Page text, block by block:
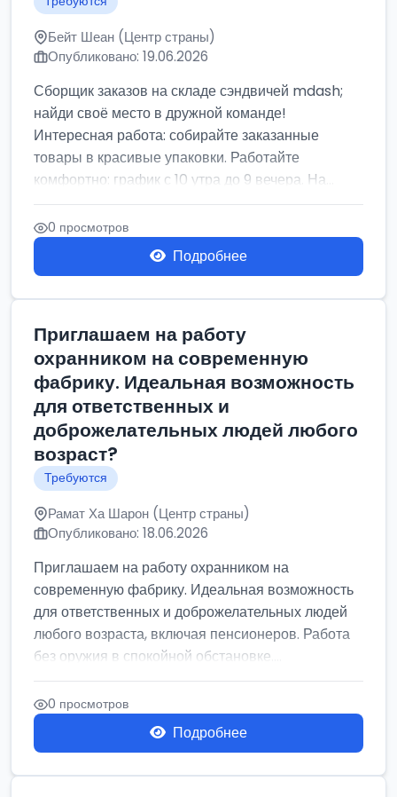
Бейт Шеан (Центр страны)
Опубликовано: 19.06.2026
Сборщик заказов на складе сэндвичей mdash;
найди своё место в дружной команде!
Интересная работа: собирайте заказанные
товары в красивые упаковки. Работайте
комфортно: график с 10 утра до 9 вечера. На...
0 просмотров
Подробнее
Приглашаем на работу
охранником на современную
фабрику. Идеальная возможность
для ответственных и
доброжелательных людей любого
возраст?
Требуются
Рамат Ха Шарон (Центр страны)
Опубликовано: 18.06.2026
Приглашаем на работу охранником на
современную фабрику. Идеальная возможность
для ответственных и доброжелательных людей
любого возраста, включая пенсионеров. Работа
без оружия в спокойной обстановке....
0 просмотров
Подробнее